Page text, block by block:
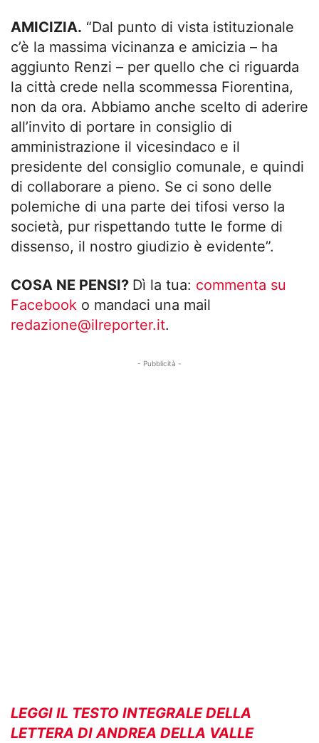
AMICIZIA. “Dal punto di vista istituzionale
c’è la massima vicinanza e amicizia – ha
aggiunto Renzi – per quello che ci riguarda
la città crede nella scommessa Fiorentina,
non da ora. Abbiamo anche scelto di aderire
all’invito di portare in consiglio di
amministrazione il vicesindaco e il
presidente del consiglio comunale, e quindi
di collaborare a pieno. Se ci sono delle
polemiche di una parte dei tifosi verso la
società, pur rispettando tutte le forme di
dissenso, il nostro giudizio è evidente”.
COSA NE PENSI? Dì la tua: commenta su
Facebook o mandaci una mail
redazione@ilreporter.it.
- Pubblicità -
LEGGI IL TESTO INTEGRALE DELLA
LETTERA DI ANDREA DELLA VALLE